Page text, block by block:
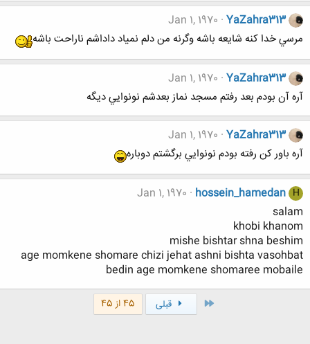
YaZahra313
Jan 1, 1970
مرسي خدا کنه شايعه باشه وگرنه من دلم نمياد داداشم ناراحت باشه
YaZahra313
Jan 1, 1970
آره آن بودم بعد رفتم مسجد نماز بعدشم نونوايي ديگه
YaZahra313
Jan 1, 1970
آره باور کن رفته بودم نونوايي برگشتم دوباره
H
hossein_hamedan
Jan 1, 1970
salam
khobi khanom
mishe bishtar shna beshim
age momkene shomare chizi jehat ashni bishta vasohbat
bedin age momkene shomaree mobaile
اول قبلی 45 از 45